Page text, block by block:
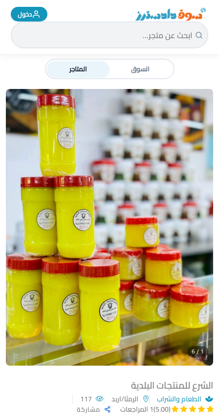
سوق دادسترز الرئيسية دخول
السوق المتاجر
الشرع للمنتجات البلدية
الطعام والشراب الرمثا/اربد
(5.00)
1 المراجعات مشاركة
1 / 6